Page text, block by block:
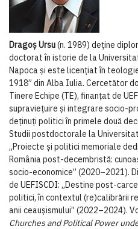
Drago­ș Ursu(n. 1989) deține
doctorat în istorie de la
Napoca ­și este licențiat în
1918” din Alba Iulia. Cercetător
Tinere Echipe (TE), finanțat de
supraviețuire ș­i integrare socio-
deținuți politici în primele două
Studii postdoctorale la
„Proiecte ­și politici memoriale
România post-decembristă:
socio-economice” (2020–2021).
de UEFISCDI: „Destine post-
politici, în contextul (re)calibrării
anii ceau­șismului” (2022–2024).
Churches and Political Power